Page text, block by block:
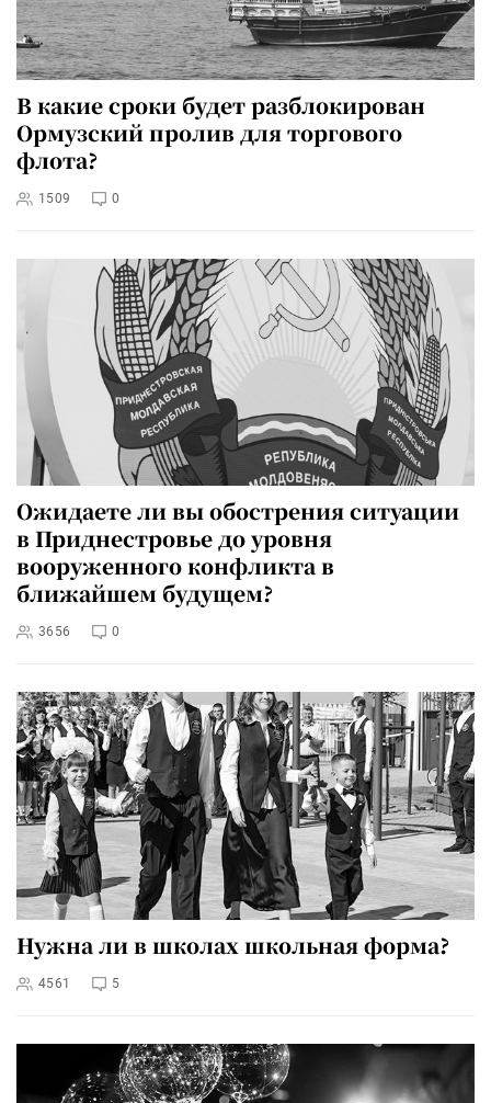
В какие сроки будет разблокирован
Ормузский пролив для торгового
флота?
1509 0
Ожидаете ли вы обострения ситуации
в Приднестровье до уровня
вооруженного конфликта в
ближайшем будущем?
3656 0
Нужна ли в школах школьная форма?
4561 5